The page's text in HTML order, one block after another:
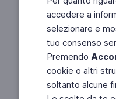
accedere a
selezionare e
tuo consenso
Premendo
cookie o altri
soltanto alcune